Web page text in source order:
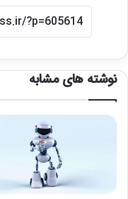
نوشته های مشابه